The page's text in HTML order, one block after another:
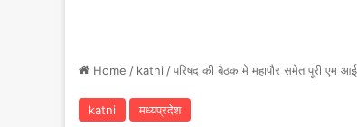
Home / katni /परिषद की बैठक मे महापौर समेत पूरी एम
katni मध्यप्रदेश